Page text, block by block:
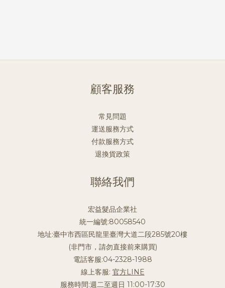
顧客服務
常見問題
運送服務方式
付款服務方式
退換貨政策
聯絡我們
宏益髮品企業社
統一編號:80058540
地址:臺中市西區民龍里臺灣大道二段285號20樓
(非門市，請勿直接前來購買)
電話客服:04-2328-1988
線上客服: 官方LINE
服務時間:週二至週日 11:00-17:30